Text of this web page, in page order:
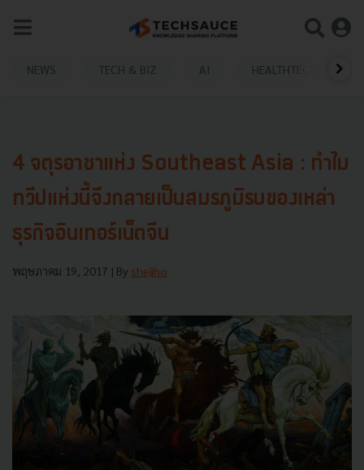
NEWS TECH & BIZ AI HEALTHTECH
4 จตุรอาชาแห่ง Southeast Asia : ทำไม
ทวีปแห่งนี้จึงกลายเป็นสมรภูมิรบของเหล่า
ธุรกิจอินเทอร์เน็ตจีน
พฤษภาคม 19, 2017 | By shejiho